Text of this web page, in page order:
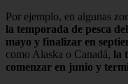
Por ejemplo, en algunas
la temporada de pesca
mayo y finalizar en
como Alaska o Canadá, la
comenzar en junio y